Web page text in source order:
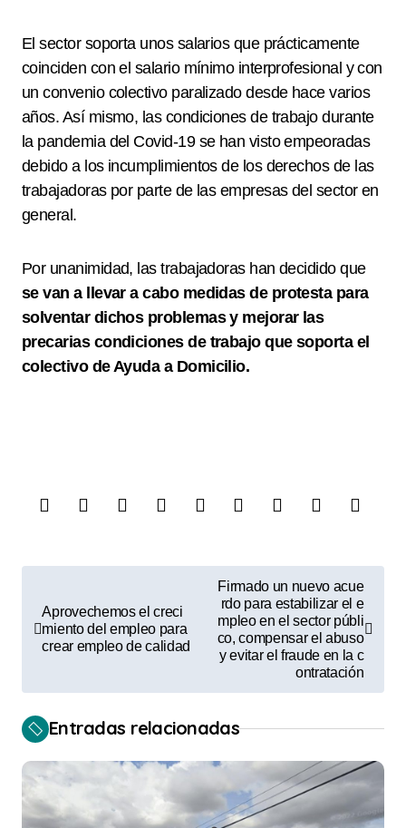
El sector soporta unos salarios que prácticamente
coinciden con el salario mínimo interprofesional y con
un convenio colectivo paralizado desde hace varios
años. Así mismo, las condiciones de trabajo durante
la pandemia del Covid-19 se han visto empeoradas
debido a los incumplimientos de los derechos de las
trabajadoras por parte de las empresas del sector en
general.
Por unanimidad, las trabajadoras han decidido que
se van a llevar a cabo medidas de protesta para
solventar dichos problemas y mejorar las
precarias condiciones de trabajo que soporta el
colectivo de Ayuda a Domicilio.
g
a
c
i
ó
Aprovechemos el creci
miento del empleo para
crear empleo de calidad
Firmado un nuevo acue
rdo para estabilizar el e
mpleo en el sector públi
co, compensar el abuso
y evitar el fraude en la c
ontratación
Entradas relacionadas